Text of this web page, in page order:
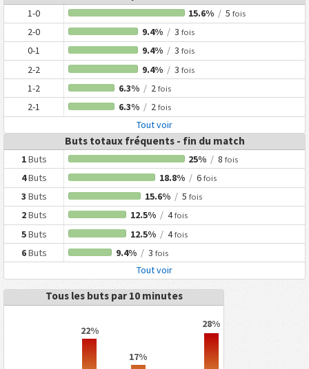
1-0 15.6% / 5fois
2-0 9.4% /3 fois
0-1 9.4% /3 fois
2-2 9.4% /3 fois
1-2 6.3% /2 fois
2-1 6.3% /2 fois
Tout voir
Buts totaux fréquents - fin du match
1Buts 25% / 8fois
4Buts 18.8% /6 fois
3 Buts 15.6% /5 fois
2Buts 12.5% /4fois
5Buts 12.5% /4fois
6Buts 9.4% /3 fois
Tout voir
Tous les buts par 10 minutes
22%
17%
28%